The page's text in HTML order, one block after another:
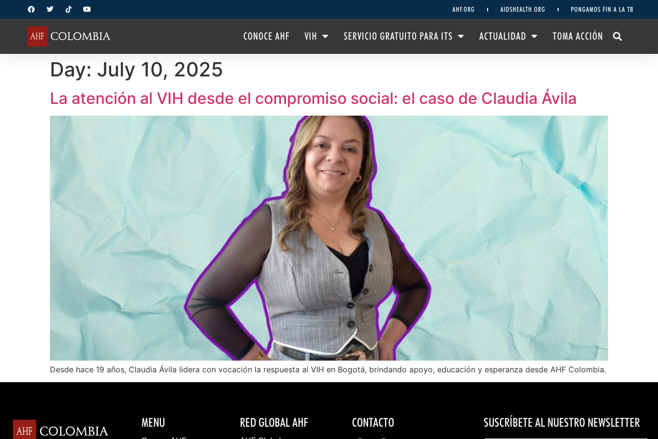
AHF.ORG AIDSHEALTH.ORG PONGAMOS FIN A LA TB
CONOCE AHF VIH SERVICIO GRATUITO PARA ITS ACTUALIDAD TOMA ACCIÓN
Day: July 10, 2025
La atención al VIH desde el compromiso social: el caso de Claudia Ávila
Desde hace 19 años, Claudia Ávila lidera con vocación la respuesta al VIH en Bogotá, brindando apoyo, educación y esperanza desde AHF Colombia.
MENU RED GLOBAL AHF CONTACTO SUSCRÍBETE AL NUESTRO NEWSLETTER